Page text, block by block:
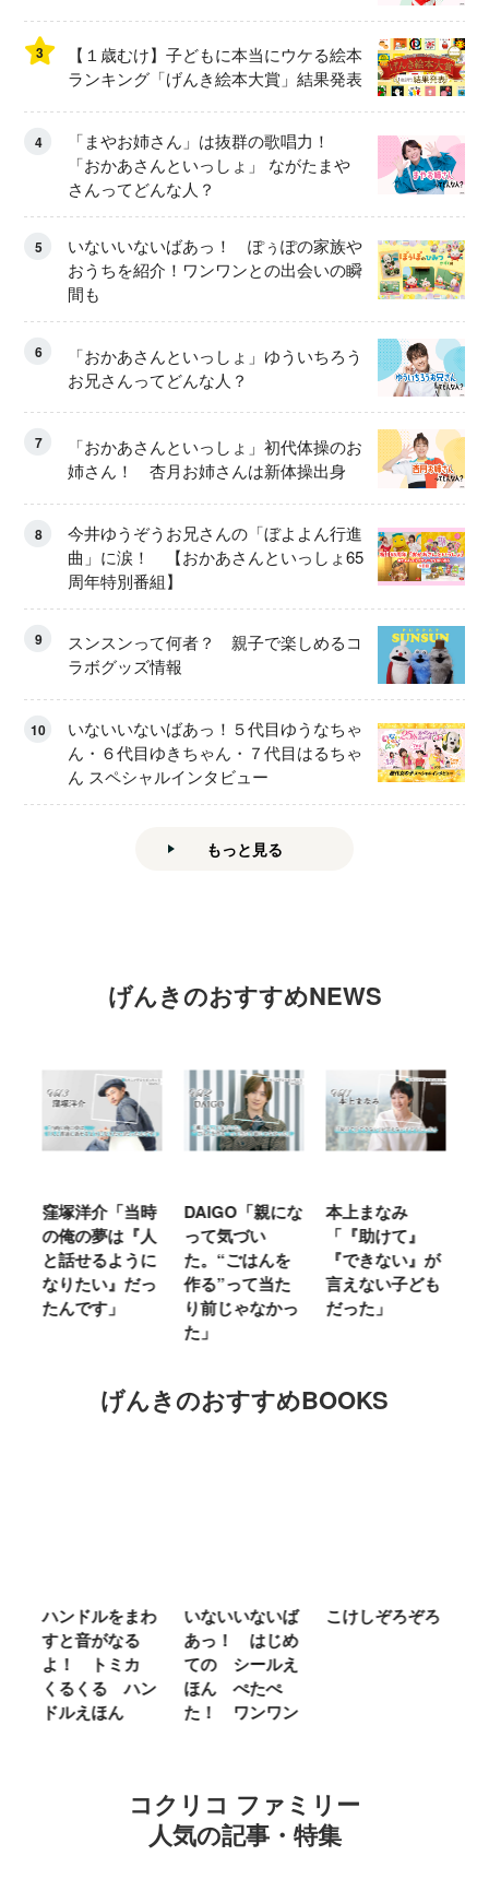
3
【１歳むけ】子どもに本当にウケる絵本
ランキング「げんき絵本大賞」結果発表
4
「まやお姉さん」は抜群の歌唱力！
「おかあさんといっしょ」 ながたまや
さんってどんな人？
5
いないいないばあっ！ ぽぅぽの家族や
おうちを紹介！ワンワンとの出会いの瞬
間も
6
「おかあさんといっしょ」ゆういちろう
お兄さんってどんな人？
7
「おかあさんといっしょ」初代体操のお
姉さん！ 杏月お姉さんは新体操出身
8
今井ゆうぞうお兄さんの「ぼよよん行進
曲」に涙！ 【おかあさんといっしょ65
周年特別番組】
9
スンスンって何者？ 親子で楽しめるコ
ラボグッズ情報
10
いないいないばあっ！５代目ゆうなちゃ
ん・６代目ゆきちゃん・７代目はるちゃ
ん スペシャルインタビュー
もっと見る
げんきのおすすめNEWS
窪塚洋介「当時
の俺の夢は『人
と話せるように
なりたい』だっ
たんです」
DAIGO「親にな
って気づい
た。“ごはんを
作る”って当た
り前じゃなかっ
た」
本上まなみ
「『助けて』
『できない』が
言えない子ども
だった」
げんきのおすすめBOOKS
ハンドルをまわ
すと音がなる
よ！ トミカ
くるくる ハン
ドルえほん
いないいないば
あっ！ はじめ
ての シールえ
ほん ぺたぺ
た！ ワンワン
こけしぞろぞろ
コクリコ ファミリー
人気の記事・特集